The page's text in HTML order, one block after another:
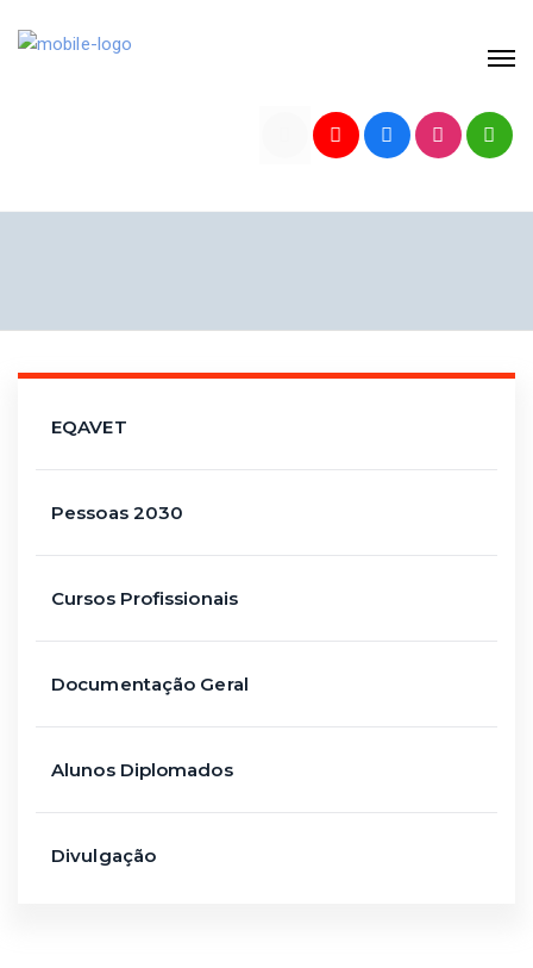
EQAVET
Pessoas 2030
Cursos Profissionais
Documentação Geral
Alunos Diplomados
Divulgação